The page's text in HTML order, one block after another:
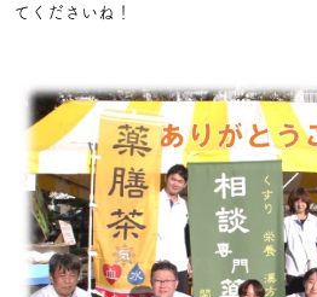
てくださいね！